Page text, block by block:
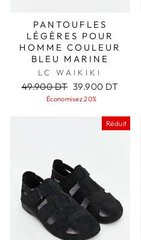
PANTOUFLES
LÉGÈRES POUR
HOMME COULEUR
BLEU MARINE
LC WAIKIKI
Prix
régulier
49.900 DT Prix
réduit
39.900 DT
Économisez 20%
Réduit